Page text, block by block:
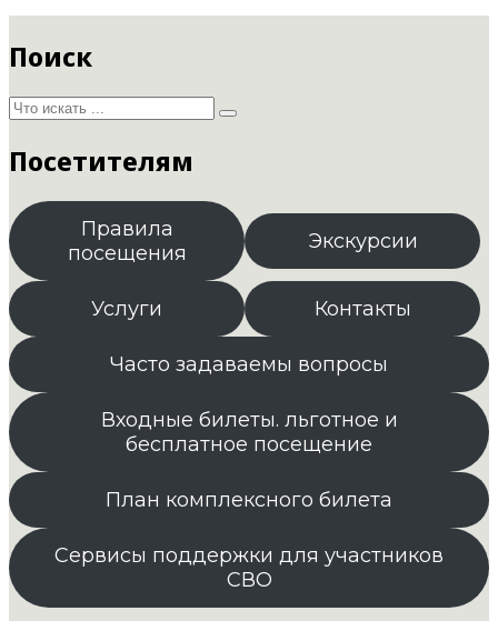
Поиск
Посетителям
Правила
посещения
Экскурсии
Услуги Контакты
Часто задаваемы вопросы
Входные билеты. льготное и
бесплатное посещение
План комплексного билета
Сервисы поддержки для участников
СВО